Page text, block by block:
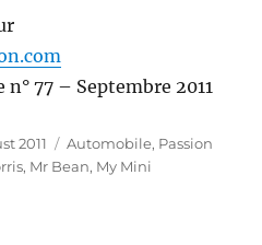
77 – Septembre 2011
2011 Categories
Automobile, Passion
, Mr Bean, My Mini